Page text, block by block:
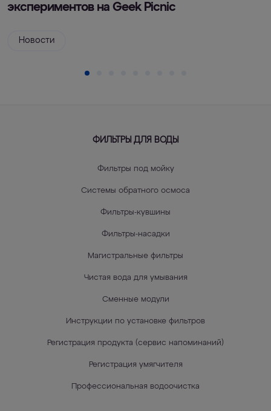
экспериментов на Geek Picnic
Новости
ФИЛЬТРЫ ДЛЯ ВОДЫ
Фильтры под мойку
Системы обратного осмоса
Фильтры-кувшины
Фильтры-насадки
Магистральные фильтры
Чистая вода для умывания
Сменные модули
Инструкции по установке фильтров
Регистрация продукта (сервис напоминаний)
Регистрация умягчителя
Профессиональная водоочистка